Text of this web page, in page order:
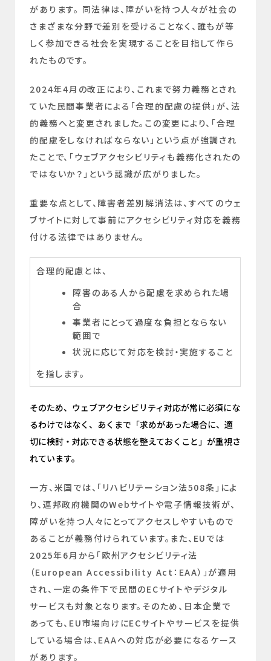
があります。 同法律は、障がいを持つ人々が社会の
さまざまな分野で差別を受けることなく、誰もが等
しく参加できる社会を実現することを目指して作ら
れたものです。
2024年4月の改正により、これまで努力義務とされ
ていた民間事業者による「合理的配慮の提供」が、法
的義務へと変更されました。この変更により、「合理
的配慮をしなければならない」という点が強調され
たことで、「ウェブアクセシビリティも義務化されたの
ではないか？」という認識が広がりました。
重要な点として、障害者差別解消法は、すべてのウェ
ブサイトに対して事前にアクセシビリティ対応を義務
付ける法律ではありません。
合理的配慮とは、
障害のある人から配慮を求められた場
合
事業者にとって過度な負担とならない
範囲で
状況に応じて対応を検討・実施すること
を指します。
そのため、ウェブアクセシビリティ対応が常に必須にな
るわけではなく、あくまで「求めがあった場合に、適
切に検討・対応できる状態を整えておくこと」が重視さ
れています。
一方、米国では、「リハビリテーション法508条」によ
り、連邦政府機関のWebサイトや電子情報技術が、
障がいを持つ人々にとってアクセスしやすいもので
あることが義務付けられています。また、EUでは
2025年6月から「欧州アクセシビリティ法
（European Accessibility Act：EAA）」が適用
され、一定の条件下で民間のECサイトやデジタル
サービスも対象となります。そのため、日本企業で
あっても、EU市場向けにECサイトやサービスを提供
している場合は、EAAへの対応が必要になるケース
があります。